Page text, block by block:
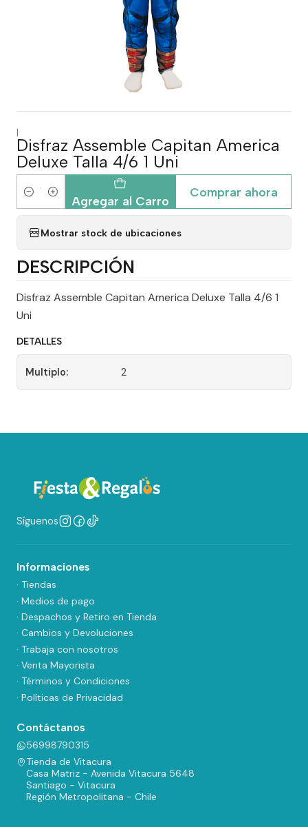
|
Disfraz Assemble Capitan America
Deluxe Talla 4/6 1 Uni
Cantidad Agregar al Carro
Comprar ahora
Mostrar stock de ubicaciones
DESCRIPCIÓN
Disfraz Assemble Capitan America Deluxe Talla 4/6 1
Uni
DETALLES
Multiplo: 2
Síguenos
Informaciones
· Tiendas
· Medios de pago
· Despachos y Retiro en Tienda
· Cambios y Devoluciones
· Trabaja con nosotros
· Venta Mayorista
· Términos y Condiciones
· Políticas de Privacidad
Contáctanos
56998790315
Tienda de Vitacura
Casa Matriz - Avenida Vitacura 5648
Santiago - Vitacura
Región Metropolitana - Chile